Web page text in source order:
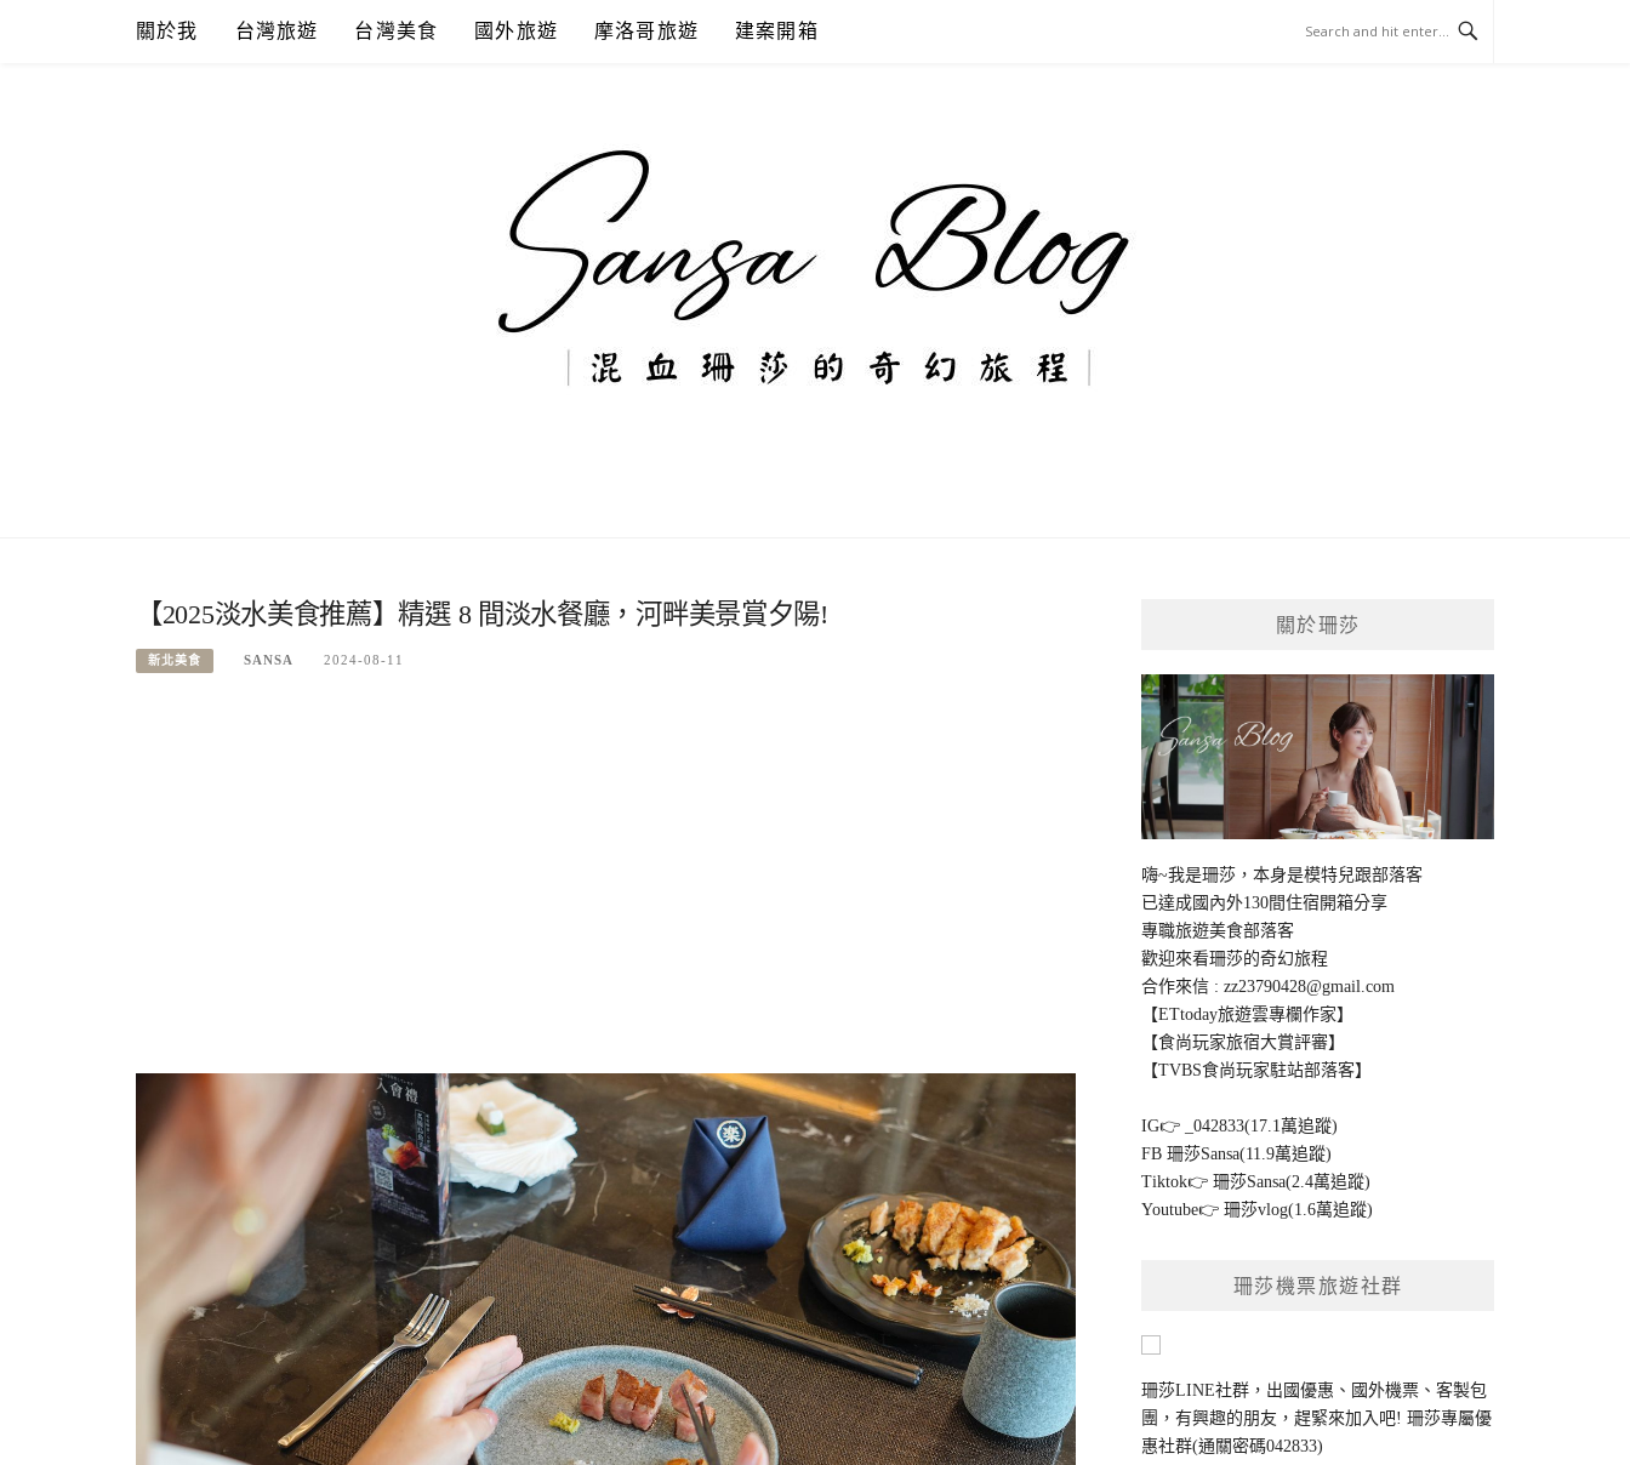
關於我 台灣旅遊 台灣美食 國外旅遊 摩洛哥旅遊 建案開箱
【2025淡水美食推薦】精選 8 間淡水餐廳，河畔美景賞夕陽!
新北美食 SANSA 2024-08-11
關於珊莎
嗨~我是珊莎，本身是模特兒跟部落客
已達成國內外130間住宿開箱分享
專職旅遊美食部落客
歡迎來看珊莎的奇幻旅程
合作來信 :zz23790428@gmail.com
【ETtoday旅遊雲專欄作家】
【食尚玩家旅宿大賞評審】
【TVBS食尚玩家駐站部落客】
IG👉
_042833(17.1萬追蹤)
FB珊莎Sansa(11.9萬追蹤)
Tiktok👉珊莎Sansa(2.4萬追蹤)
Youtube👉珊莎vlog(1.6萬追蹤)
珊莎機票旅遊社群
珊莎LINE社群，出國優惠、國外機票、客製包
團，有興趣的朋友，趕緊來加入吧!珊莎專屬優
惠社群(通關密碼042833)